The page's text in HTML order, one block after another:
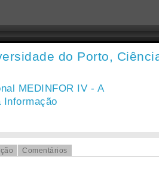
do Porto,
MEDINFOR IV - A
Informação
Comentários